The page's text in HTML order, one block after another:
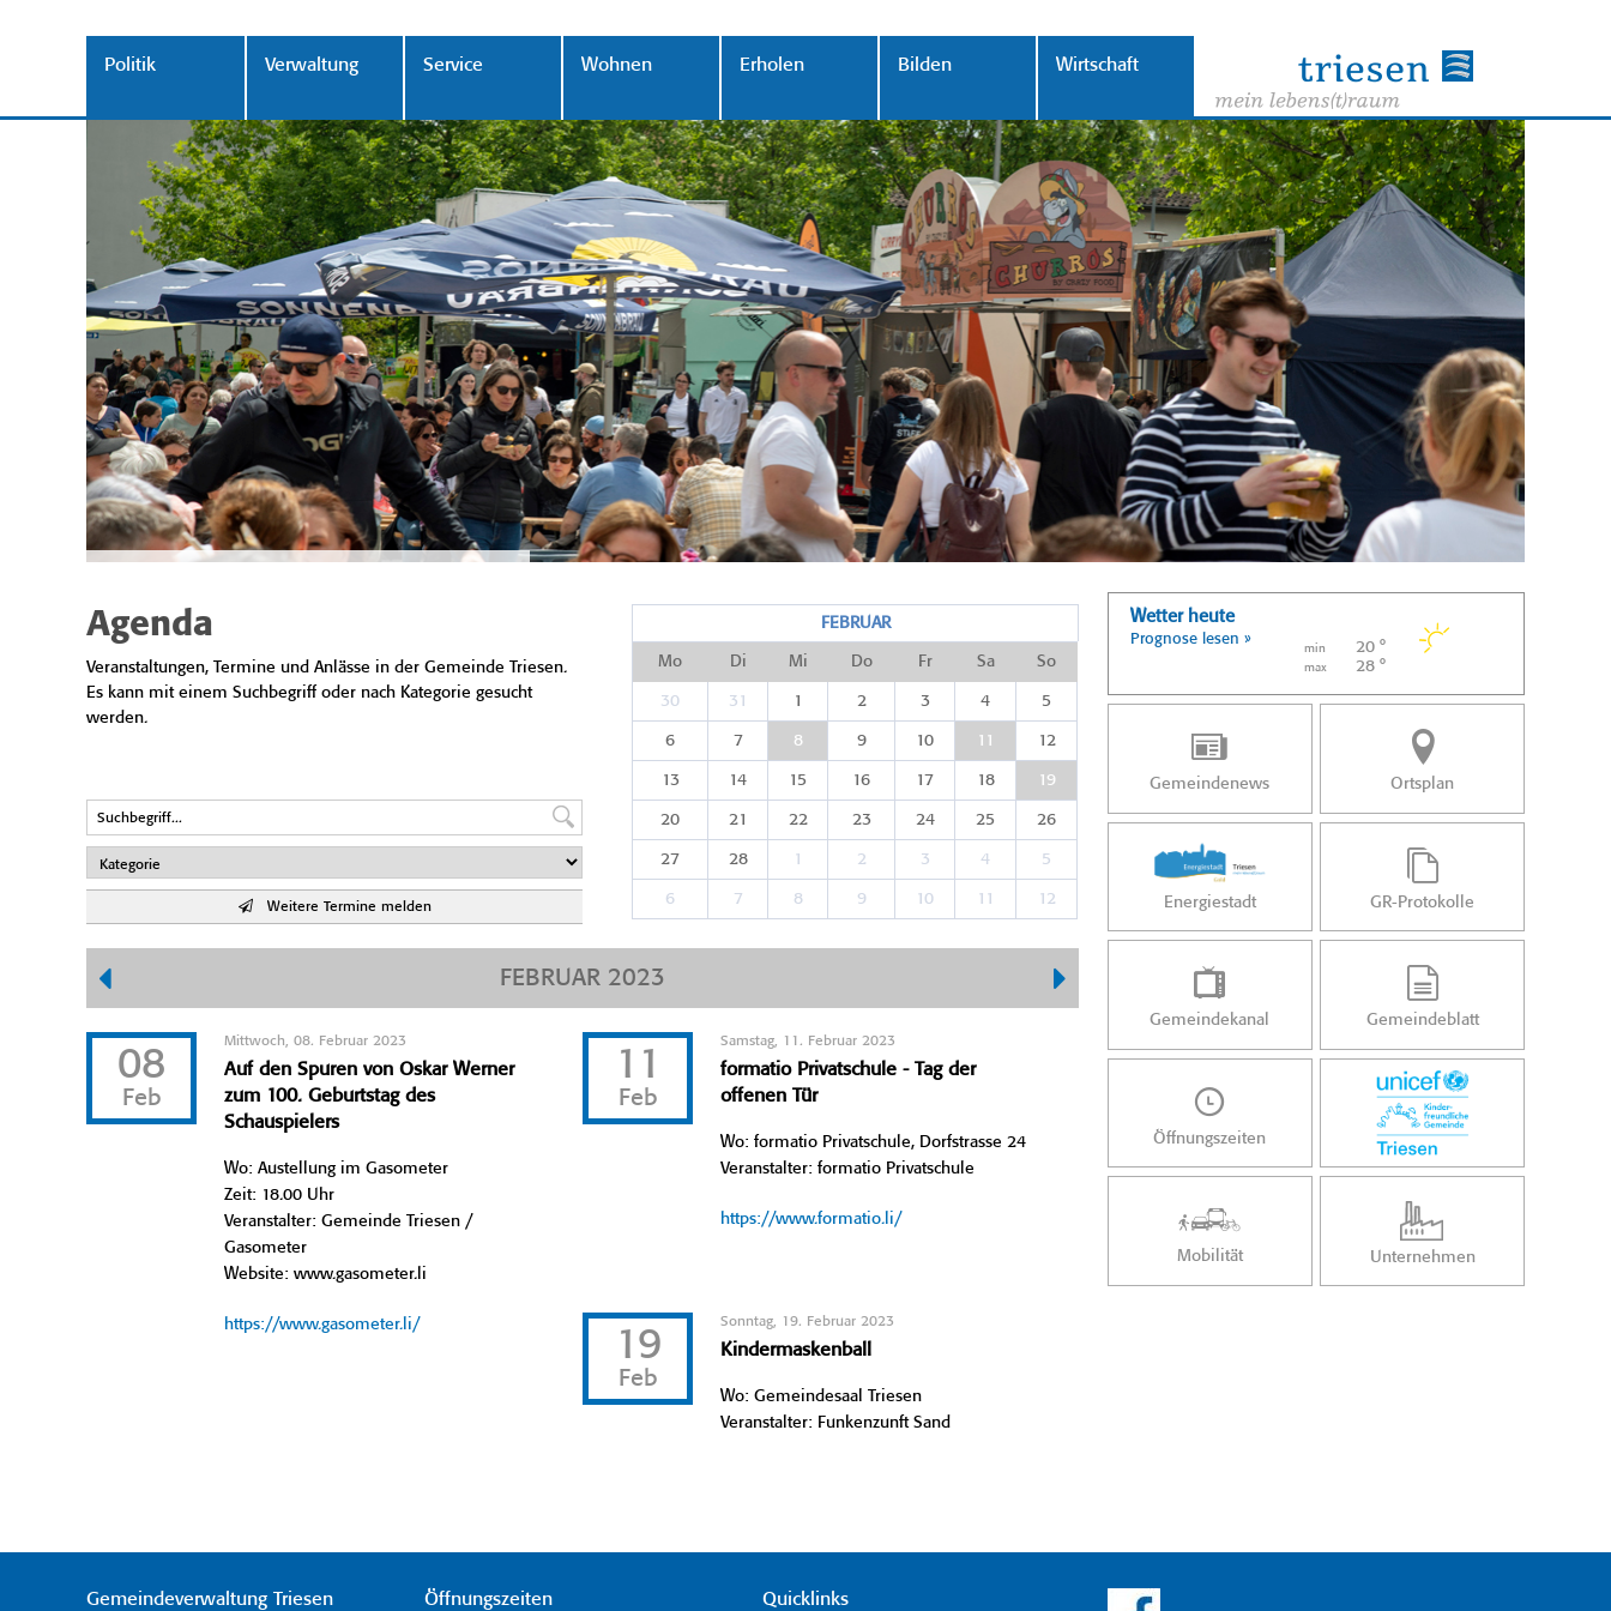
Politik Verwaltung Service Wohnen Erholen Bilden Wirtschaft
Agenda
Veranstaltungen, Termine und Anlässe in der Gemeinde Triesen.
Es kann mit einem Suchbegriff oder nach Kategorie gesucht
werden.
Weitere Termine melden
FEBRUAR
Mo Di Mi Do Fr Sa So
30 31 1 2 3 4 5
6 7 8 9 10 11 12
13 14 15 16 17 18 19
20 21 22 23 24 25 26
27 28 1 2 3 4 5
6 7 8 9 10 11 12
FEBRUAR 2023
08
Feb
Mittwoch, 08. Februar 2023
Auf den Spuren von Oskar Werner
zum 100. Geburtstag des
Schauspielers
Wo: Austellung im Gasometer
Zeit: 18.00 Uhr
Veranstalter: Gemeinde Triesen /
Gasometer
Website: www.gasometer.li
https://www.gasometer.li/
11
Feb
Samstag, 11. Februar 2023
formatio Privatschule - Tag der
offenen Tür
Wo: formatio Privatschule, Dorfstrasse 24
Veranstalter: formatio Privatschule
https://www.formatio.li/
19
Feb
Sonntag, 19. Februar 2023
Kindermaskenball
Wo: Gemeindesaal Triesen
Veranstalter: Funkenzunft Sand
Wetter heute
Prognose lesen »
min 20 °
max 28 °
Gemeindenews Ortsplan
Energiestadt GR-Protokolle
Gemeindekanal Gemeindeblatt
Öffnungszeiten
Mobilität Unternehmen
Gemeindeverwaltung Triesen Öffnungszeiten Quicklinks